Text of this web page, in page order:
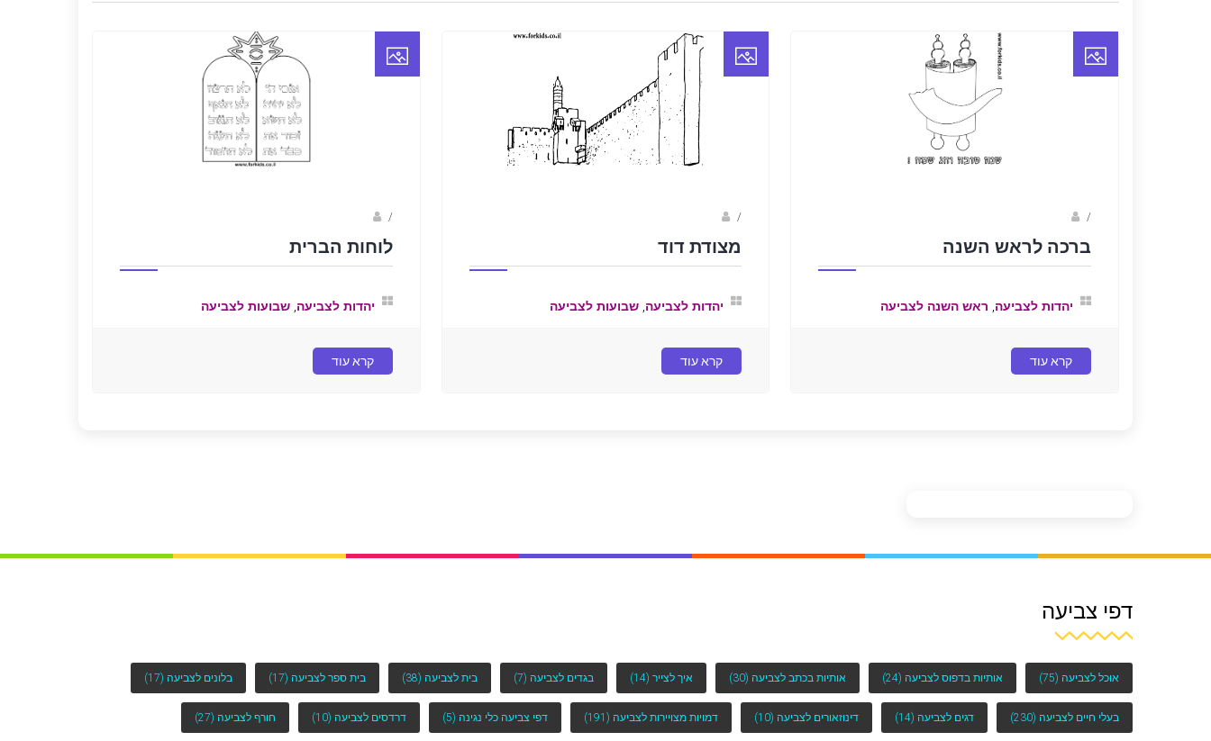
/
ברכה לראש השנה
יהדות לצביעה, ראש השנה לצביעה
קרא עוד
/
מצודת דוד
יהדות לצביעה, שבועות לצביעה
קרא עוד
/
לוחות הברית
יהדות לצביעה,שבועות לצביעה
קרא עוד
דפי צביעה
אוכל לצביעה (75) אותיות בדפוס לצביעה (24) אותיות בכתב לצביעה (30) איך לצייר (14) בגדים לצביעה (7) בית לצביעה (38) בית ספר לצביעה (17) בלונים לצביעה (17)
בעלי חיים לצביעה (230) דגים לצביעה (14) דינוזאורים לצביעה (10) דמויות מצויירות לצביעה (191) דפי צביעה כלי נגינה (5) דרדסים לצביעה (10) חורף לצביעה (27)